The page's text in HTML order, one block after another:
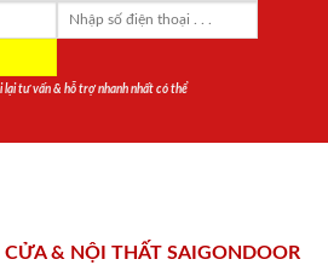
lại tư vấn & hỗ trợ nhanh nhất có thể
CỬA & NỘI THẤT SAIGONDOOR